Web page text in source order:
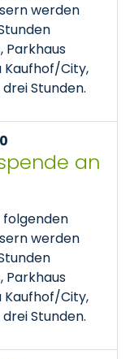
werden
Parkhaus
Kaufhof/City,
Stunden.
an
werden
Parkhaus
Kaufhof/City,
Stunden.